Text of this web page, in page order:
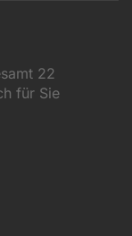
22
für Sie